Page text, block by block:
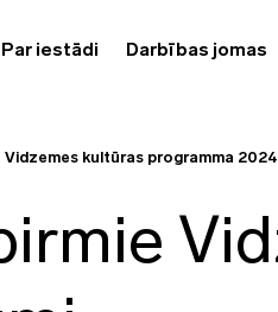
Par iestādi Darbības jomas
Vidzemes kultūras programma 2024